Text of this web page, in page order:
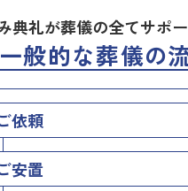
典礼が葬儀の全てサポ
一般的な葬儀の
依頼
安置